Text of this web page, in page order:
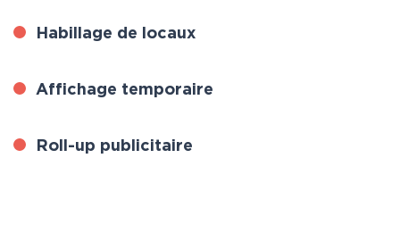
Habillage de locaux
Affichage temporaire
Roll-up publicitaire